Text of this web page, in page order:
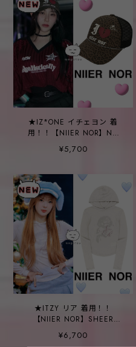
★IZ*ONE イチェヨン 着
用！！【NIIER NOR】NN
TRUCKER CAP_LEOPARD
¥5,700
★ITZY リア 着用！！
【NIIER NOR】SHEER
ROSE SLIM HOODIE_IVORY
¥6,700